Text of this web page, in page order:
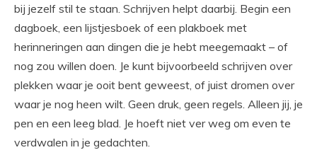
bij jezelf stil te staan. Schrijven helpt daarbij. Begin een
dagboek, een lijstjesboek of een plakboek met
herinneringen aan dingen die je hebt meegemaakt – of
nog zou willen doen. Je kunt bijvoorbeeld schrijven over
plekken waar je ooit bent geweest, of juist dromen over
waar je nog heen wilt. Geen druk, geen regels. Alleen jij, je
pen en een leeg blad. Je hoeft niet ver weg om even te
verdwalen in je gedachten.